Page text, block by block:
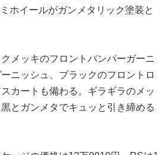
ホイールがガンメタリック塗装と
メッキのフロントバンパーガーニ
ニッシュ、ブラックのフロントロ
カートも備わる。ギラギラのメッ
とガンメタでキュッと引き締める